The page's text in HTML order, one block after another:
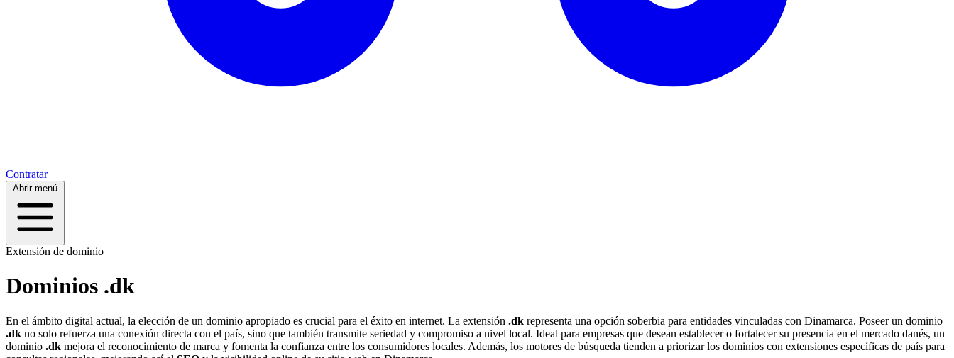
Contratar
Abrir menú
Extensión de dominio
Dominios .dk
En el ámbito digital actual, la elección de un dominio apropiado es crucial para el éxito en internet. La extensión .dk representa una opción soberbia para entidades vinculadas con Dinamarca. Poseer un dominio
.dk no solo refuerza una conexión directa con el país, sino que también transmite seriedad y compromiso a nivel local. Ideal para empresas que desean establecer o fortalecer su presencia en el mercado danés, un
dominio .dk mejora el reconocimiento de marca y fomenta la confianza entre los consumidores locales. Además, los motores de búsqueda tienden a priorizar los dominios con extensiones específicas de país para